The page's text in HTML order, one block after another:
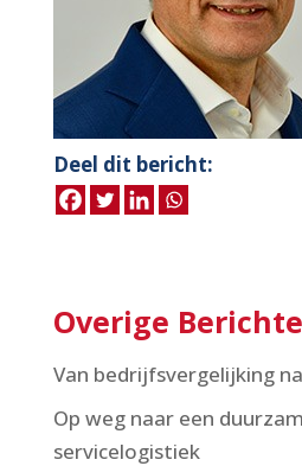
Deel dit bericht:
Overige
Van bedrijfsvergelijking
Op weg naar een
servicelogistiek